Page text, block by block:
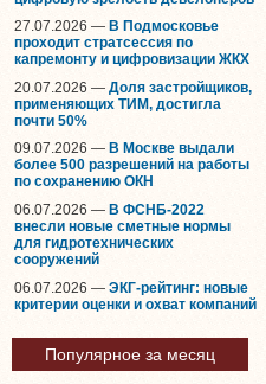
27.07.2026 — В Подмосковье
проходит стратсессия по
капремонту и цифровизации ЖКХ
20.07.2026 — Доля застройщиков,
применяющих ТИМ, достигла
почти 50%
09.07.2026 — В Москве выдали
более 500 разрешений на работы
по сохранению ОКН
06.07.2026 — В ФСНБ-2022
внесли новые сметные нормы
для гидротехнических
сооружений
06.07.2026 — ЭКГ-рейтинг: новые
критерии оценки и охват компаний
Популярное за месяц